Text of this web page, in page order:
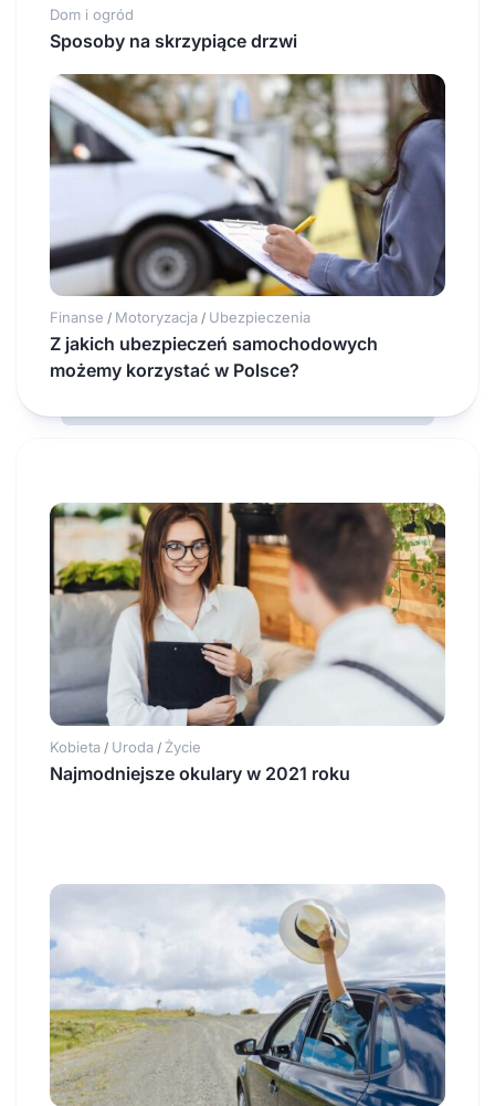
Dom i ogród
Sposoby na skrzypiące drzwi
Finanse / Motoryzacja / Ubezpieczenia
Z jakich ubezpieczeń samochodowych
możemy korzystać w Polsce?
Kobieta / Uroda / Życie
Najmodniejsze okulary w 2021 roku